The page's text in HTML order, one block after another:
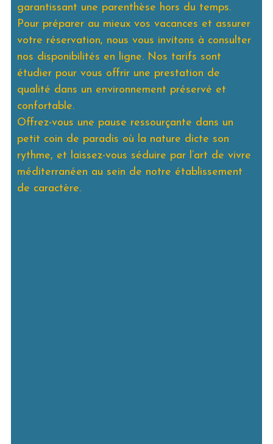
garantissant une parenthèse hors du temps.
Pour préparer au mieux vos vacances et assurer
votre réservation, nous vous invitons à consulter
nos disponibilités en ligne. Nos tarifs sont
étudier pour vous offrir une prestation de
qualité dans un environnement préservé et
confortable.
Offrez-vous une pause ressourçante dans un
petit coin de paradis où la nature dicte son
rythme, et laissez-vous séduire par l’art de vivre
méditerranéen au sein de notre établissement
de caractère.